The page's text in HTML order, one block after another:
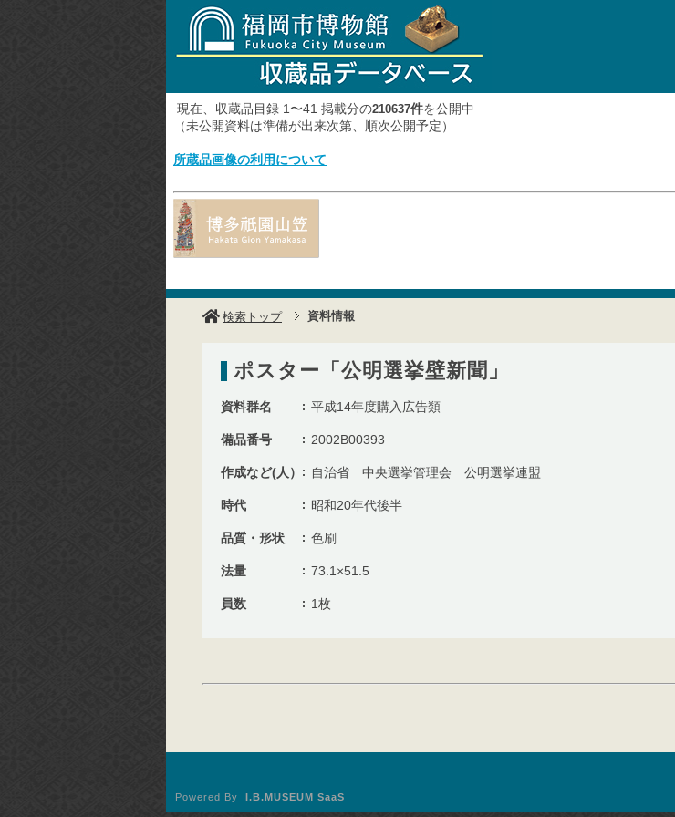
現在、収蔵品目録 1〜41 掲載分の210637件を公開中
（未公開資料は準備が出来次第、順次公開予定）
所蔵品画像の利用について
検索トップ 資料情報
ポスター「公明選挙壁新聞」
資料群名 平成14年度購入広告類
備品番号 2002B00393
作成など(人） 自治省 中央選挙管理会 公明選挙連盟
時代 昭和20年代後半
品質・形状 色刷
法量 73.1×51.5
員数 1枚
Powered By I.B.MUSEUM SaaS